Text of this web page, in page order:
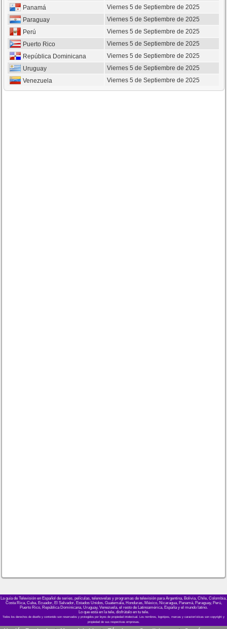
Panamá
Viernes 5 de Septiembre de 2025
Paraguay
Viernes 5 de Septiembre de 2025
Perú
Viernes 5 de Septiembre de 2025
Puerto Rico
Viernes 5 de Septiembre de 2025
República Dominicana
Viernes 5 de Septiembre de 2025
Uruguay
Viernes 5 de Septiembre de 2025
Venezuela
Viernes 5 de Septiembre de 2025
La guía de Televisión en Español de series, películas, telenovelas y programas de televisión para Argentina, Bolivia, Chile, Colombia,
Costa Rica, Cuba, Ecuador, El Salvador, Estados Unidos, Guatemala, Honduras, México, Nicaragua, Panamá, Paraguay, Perú,
Puerto Rico, República Dominicana, Uruguay, Venezuela, el resto de Latinoamérica, España y el mundo latino.
Lo que está en la tele, disfrútalo en tu tele.